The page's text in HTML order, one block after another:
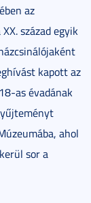
az
század egyik
kapott az
as évadának
ahol
sor a